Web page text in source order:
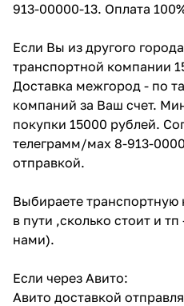
913-00000-13. Оплата
Если Вы из другого
транспортной компании
Доставка межгород - по
компаний за Ваш счет.
покупки 15000 рублей.
телеграмм/мах 8-913-
отправкой.
Выбираете
в пути ,сколько стоит и
нами).
Если через Авито:
Авито доставкой